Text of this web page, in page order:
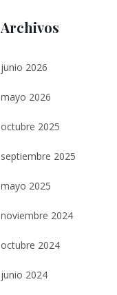
Archivos
junio 2026
mayo 2026
octubre 2025
septiembre 2025
mayo 2025
noviembre 2024
octubre 2024
junio 2024